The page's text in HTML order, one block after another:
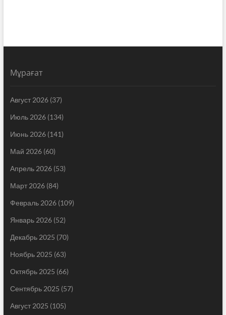
Мұрағат
Август 2026(37)
Июль 2026(134)
Июнь 2026(141)
Май 2026(60)
Апрель 2026(53)
Март 2026(84)
Февраль 2026(109)
Январь 2026(52)
Декабрь 2025 (70)
Ноябрь 2025 (63)
Октябрь 2025 (66)
Сентябрь 2025 (57)
Август 2025 (105)